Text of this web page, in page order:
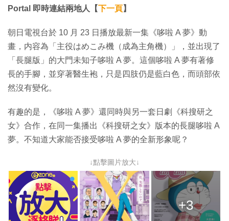
Portal 即時連結兩地人【下一頁】
朝日電視台於 10 月 23 日播放最新一集《哆啦 A 夢》動
畫，内容為「主役はめこみ機（成為主角機）」，並出現了
「長腿版」的大門未知子哆啦 A 夢。這個哆啦 A 夢有著修
長的手腳，並穿著醫生袍，只是四肢仍是藍白色，而頭部依
然沒有變化。
有趣的是，《哆啦 A 夢》還同時與另一套日劇《科搜研之
女》合作，在同一集播出《科搜研之女》版本的長腿哆啦 A
夢。不知道大家能否接受哆啦 A 夢的全新形象呢？
↓點擊圖片放大↓
+3